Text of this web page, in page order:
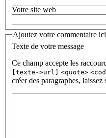
Votre site web
Ajoutez votre commentaire ici
Texte de votre message
Ce champ accepte les
[texte->url] <quote>
créer des paragraphes,